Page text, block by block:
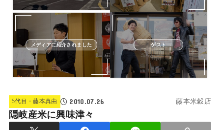
メディアに紹介されました ゲスト
5代目・藤本真由 2010.07.26 藤本米穀店
隠岐産米に興味津々